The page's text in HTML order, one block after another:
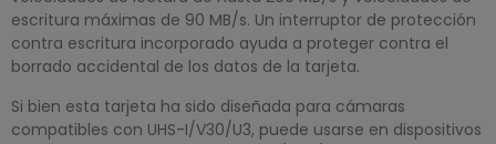
escritura máximas de 90 MB/s. Un interruptor de protección
contra escritura incorporado ayuda a proteger contra el
borrado accidental de los datos de la tarjeta.
Si bien esta tarjeta ha sido diseñada para cámaras
compatibles con UHS-I/V30/U3, puede usarse en dispositivos